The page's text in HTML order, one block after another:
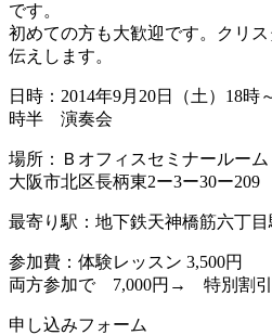
です。
初めての方も大歓迎です。クリ
伝えします。
日時：2014年9月20日（土）18
時半 演奏会
場所：Ｂオフィスセミナールーム
大阪市北区長柄東2ー3ー30ー209
最寄り駅：地下鉄天神橋筋六丁
参加費：体験レッスン 3,500円
両方参加で 7,000円→ 特別割
申し込みフォーム